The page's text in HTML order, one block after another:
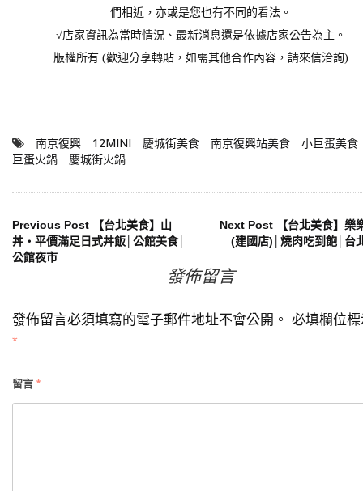
們相近，亦或是您也有不同的看法。
√店家資訊為當時情況、最新消息還是依據店家公告為主。
版權所有 (歡迎分享轉貼，如需其他合作內容，請來信洽詢)
南京復興 12MINI 慶城街美食 南京復興站美食
小巨蛋美食
巨蛋火鍋
慶城街火鍋
文
章
覽
Previous Post 【台北美食】山
丼‧平價滿足日式丼飯│公館美食│
公館夜市
Next Post 【台北美食】樂
(建國店)│燒肉吃到飽│台
發佈留言
發佈留言必須填寫的電子郵件地址不會公開。 必填欄位
*
留言 *